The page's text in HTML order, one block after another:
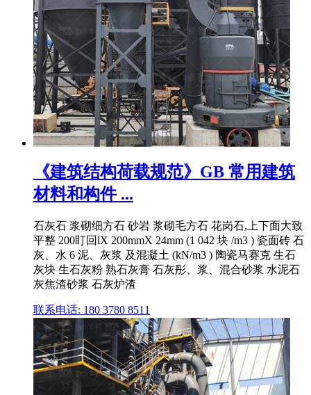
《建筑结构荷载规范》GB 常用建筑
材料和构件 ...
石灰石 浆砌细方石 砂岩 浆砌毛方石 花岗石,上下面大致
平整 200盯回lX 200mmX 24mm (1 042 块 /m3 ) 瓷面砖 石
灰、水 6 泥、灰浆 及混凝土 (kN/m3 ) 陶瓷马赛克 生石
灰块 生石灰粉 熟石灰膏 石灰彤、浆、混合砂浆 水泥石
灰焦渣砂浆 石灰炉渣
联系电话: 180 3780 8511